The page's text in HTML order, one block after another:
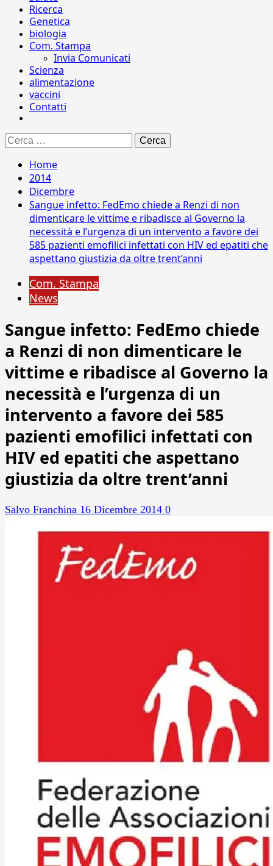
Ricerca
Genetica
biologia
Com. Stampa
Invia Comunicati
Scienza
alimentazione
vaccini
Contatti
Ricerca
per:
Home
2014
Dicembre
Sangue infetto: FedEmo chiede a Renzi di non
dimenticare le vittime e ribadisce al Governo la
necessità e l’urgenza di un intervento a favore dei
585 pazienti emofilici infettati con HIV ed epatiti che
aspettano giustizia da oltre trent’anni
Com. Stampa
News
Sangue infetto: FedEmo chiede
a Renzi di non dimenticare le
vittime e ribadisce al Governo la
necessità e l’urgenza di un
intervento a favore dei 585
pazienti emofilici infettati con
HIV ed epatiti che aspettano
giustizia da oltre trent’anni
Salvo Franchina 16 Dicembre 2014 0